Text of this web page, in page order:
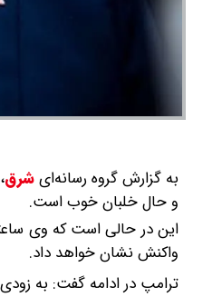
به گزارش گروه رسانه‌ایشرق،
و حال خلبان خوب است.
این در حالی است که وی
واکنش نشان خواهد داد.
ترامپ در ادامه گفت: به